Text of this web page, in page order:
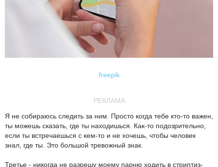
freepik
РЕКЛАМА
Я не собираюсь следить за ним. Просто когда тебе кто-то важен,
ты можешь сказать, где ты находишься. Как-то подозрительно,
если ты встречаешься с кем-то и не хочешь, чтобы человек
знал, где ты. Это большой тревожный знак.
Третье - никогда не разрешу моему парню ходить в стриптиз-